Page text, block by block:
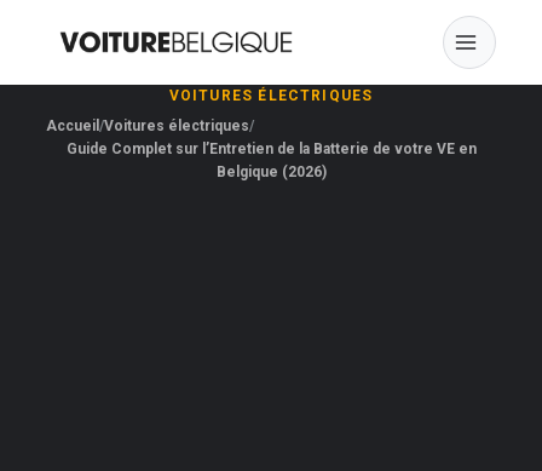
VOITURES ÉLECTRIQUES
Accueil Voitures électriques
Guide Complet sur l’Entretien de la Batterie de votre VE en
Belgique (2026)